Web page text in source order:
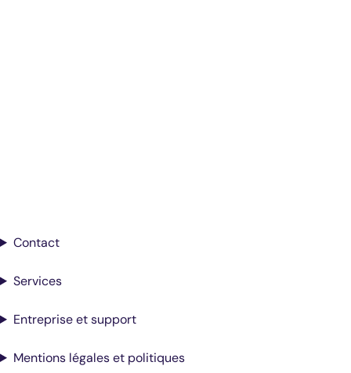
Contact
Services
Entreprise et support
Mentions légales et politiques